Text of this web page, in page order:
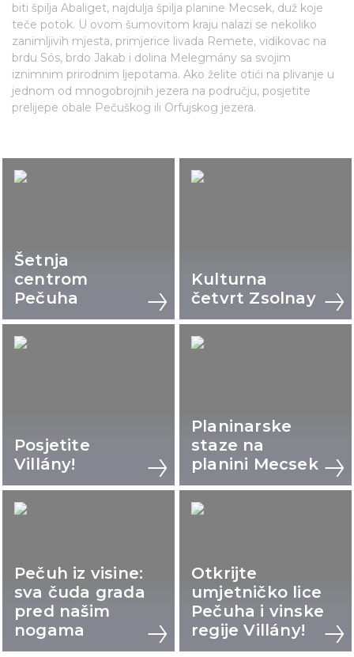
biti špilja Abaliget, najdulja špilja planine Mecsek, duž koje
teče potok. U ovom šumovitom kraju nalazi se nekoliko
zanimljivih mjesta, primjerice livada Remete, vidikovac na
brdu Sós, brdo Jakab i dolina Melegmány sa svojim
iznimnim prirodnim ljepotama. Ako želite otići na plivanje u
jednom od mnogobrojnih jezera na području, posjetite
prelijepe obale Pečuškog ili Orfujskog jezera.
Šetnja
centrom
Pečuha
Kulturna
četvrt Zsolnay
Posjetite
Villány!
Planinarske
staze na
planini Mecsek
Pečuh iz visine:
sva čuda grada
pred našim
nogama
Otkrijte
umjetničko lice
Pečuha i vinske
regije Villány!